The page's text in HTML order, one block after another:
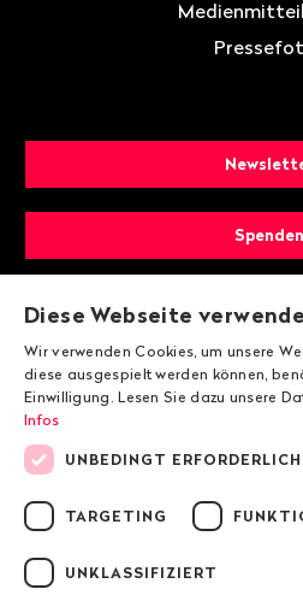
Spenden
Mitglied
© 2026
Diese Webseite
Wir verwenden Cookies, um unsere
diese ausgespielt werden können,
Einwilligung. Lesen Sie dazu unsere
Infos
UNBEDINGT ERFORDERLICH
TARGETING
UNKLASSIFIZIERT